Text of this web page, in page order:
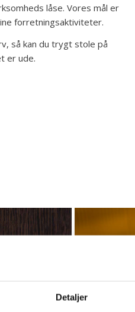
Detaljer
låse. Vores mål er
forretningsaktiviteter.
så kan du trygt stole på
er ude.